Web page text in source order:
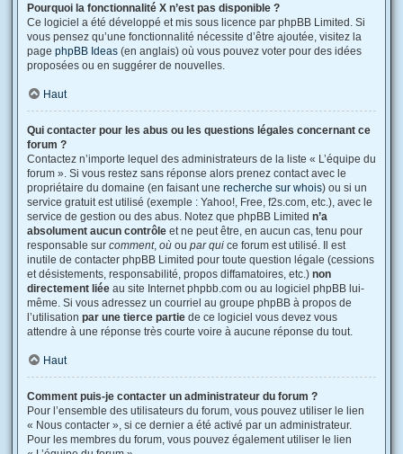
Pourquoi la fonctionnalité X n’est pas disponible ?
Ce logiciel a été développé et mis sous licence par phpBB Limited. Si
vous pensez qu’une fonctionnalité nécessite d’être ajoutée, visitez la
page phpBB Ideas (en anglais) où vous pouvez voter pour des idées
proposées ou en suggérer de nouvelles.
Haut
Qui contacter pour les abus ou les questions légales concernant ce
forum ?
Contactez n’importe lequel des administrateurs de la liste « L’équipe du
forum ». Si vous restez sans réponse alors prenez contact avec le
propriétaire du domaine (en faisant une recherche sur whois) ou si un
service gratuit est utilisé (exemple : Yahoo!, Free, f2s.com, etc.), avec le
service de gestion ou des abus. Notez que phpBB Limited n’a
absolument aucun contrôle et ne peut être, en aucun cas, tenu pour
responsable sur comment, où ou par qui ce forum est utilisé. Il est
inutile de contacter phpBB Limited pour toute question légale (cessions
et désistements, responsabilité, propos diffamatoires, etc.) non
directement liée au site Internet phpbb.com ou au logiciel phpBB lui-
même. Si vous adressez un courriel au groupe phpBB à propos de
l’utilisation par une tierce partie de ce logiciel vous devez vous
attendre à une réponse très courte voire à aucune réponse du tout.
Haut
Comment puis-je contacter un administrateur du forum ?
Pour l’ensemble des utilisateurs du forum, vous pouvez utiliser le lien
« Nous contacter », si ce dernier a été activé par un administrateur.
Pour les membres du forum, vous pouvez également utiliser le lien